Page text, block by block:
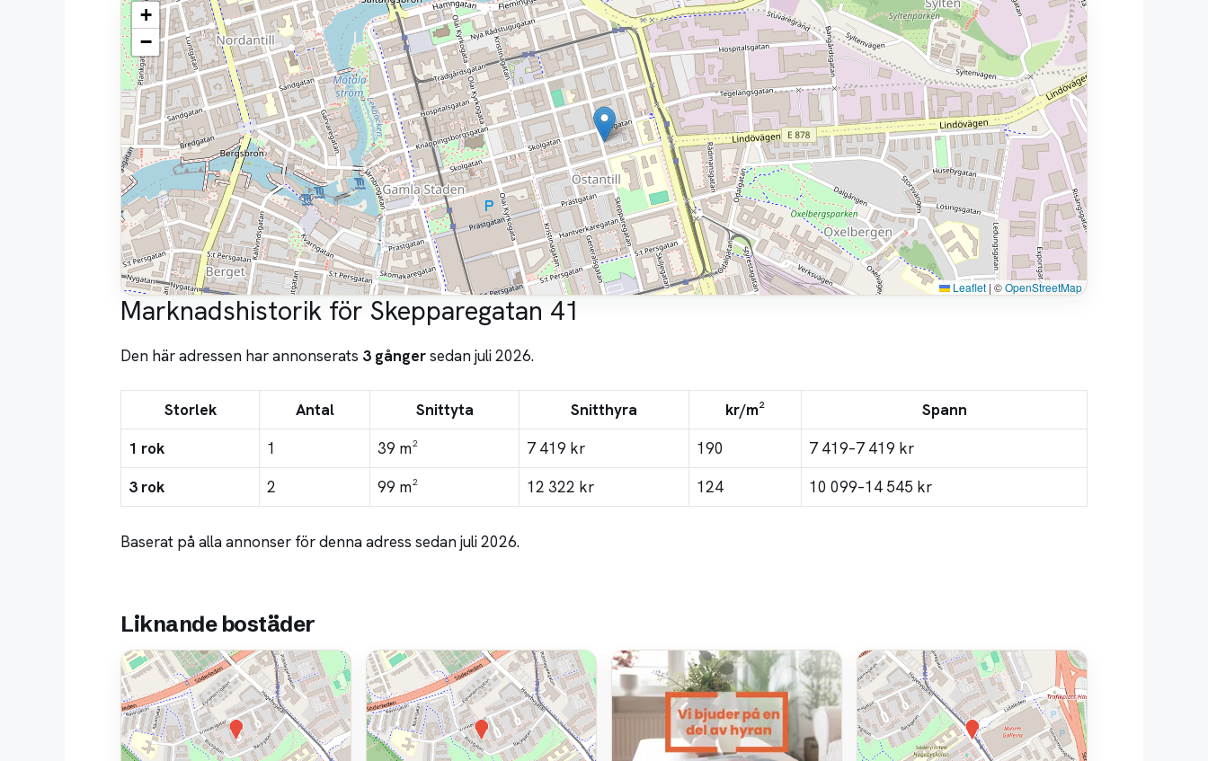
+
−
Leaflet | ©OpenStreetMap
Marknadshistorik för Skepparegatan 41
Den här adressen har annonserats 3 gångersedan juli 2026.
Storlek Antal Snittyta Snitthyra kr/m²
Spann
1 rok
1 39 m² 7 419 kr 190
7 419–7 419 kr
3 rok
2 99 m² 12 322 kr 124 10 099–14 545 kr
Baserat på alla annonser för denna adress sedan juli 2026.
Liknande bostäder